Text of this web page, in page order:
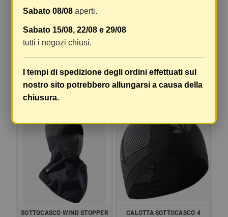
CALOTTA SOTTOCASCO SIXS
18,00 € 20,00 €
COMPRA
9,89 € 10,99 €
DETTAGLI
SOTTOCASCO WIND STOPPER
CALOTTA SOTTOCASCO 4
Sabato 08/08 aperti.
Sabato 15/08, 22/08 e 29/08
tutti i negozi chiusi.
I tempi di spedizione degli ordini effettuati sul
nostro sito potrebbero allungarsi a causa della
chiusura.